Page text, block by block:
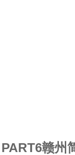
PART6赣州